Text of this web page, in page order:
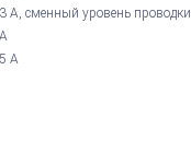
А, сменный уровень проводки
А